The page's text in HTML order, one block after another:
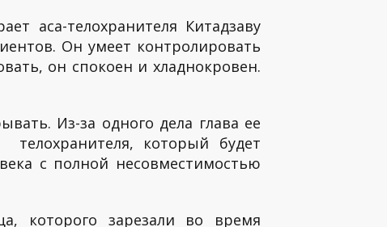
аса-телохранителя Китадзаву
Он умеет контролировать
он спокоен и хладнокровен.
Из-за одного дела глава ее
который будет
с полной несовместимостью
которого зарезали во время